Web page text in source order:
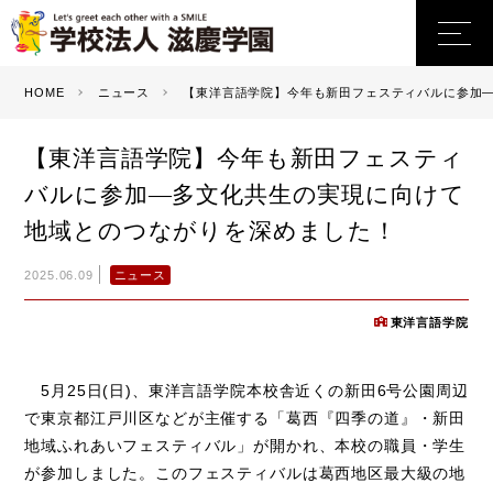
HOME ニュース 【東洋言語学院】今年も新田フェスティバルに参
【東洋言語学院】今年も新田フェスティ
バルに参加―多文化共生の実現に向けて
地域とのつながりを深めました！
2025.06.09 ニュース
東洋言語学院
5月25日(日)、東洋言語学院本校舎近くの新田6号公園周辺
で東京都江戸川区などが主催する「葛西『四季の道』・新田
地域ふれあいフェスティバル」が開かれ、本校の職員・学生
が参加しました。このフェスティバルは葛西地区最大級の地